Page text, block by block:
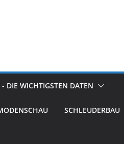
DIE WICHTIGSTEN DATEN
SCHLEUDERBAU